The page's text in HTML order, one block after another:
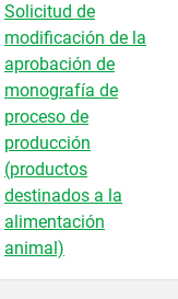
Solicitud de
modificación de la
aprobación de
monografía de
proceso de
producción
(productos
destinados a la
alimentación
animal)